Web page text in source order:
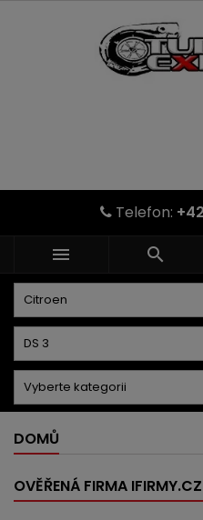
Telefon:
 
DOMŮ
OVĚŘENÁ FIRMA